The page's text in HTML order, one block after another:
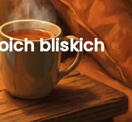
bliskich